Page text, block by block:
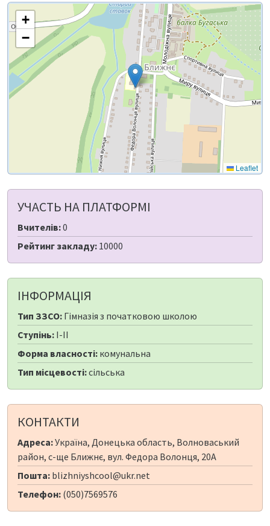
+
−
Leaflet
УЧАСТЬ НА ПЛАТФОРМІ
Вчителів:0
Рейтинг закладу: 10000
ІНФОРМАЦІЯ
Тип ЗЗСО: Гімназія з початковою школою
Ступінь: I-II
Форма власності: комунальна
Тип місцевості:сільська
КОНТАКТИ
Адреса:Україна, Донецька область, Волноваський
район, с-ще Ближнє, вул. Федора Волонця, 20А
Пошта: blizhniyshcool@ukr.net
Телефон: (050)7569576